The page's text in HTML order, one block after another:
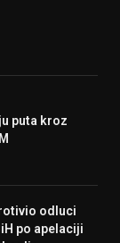
puta kroz
odluci
po apelaciji